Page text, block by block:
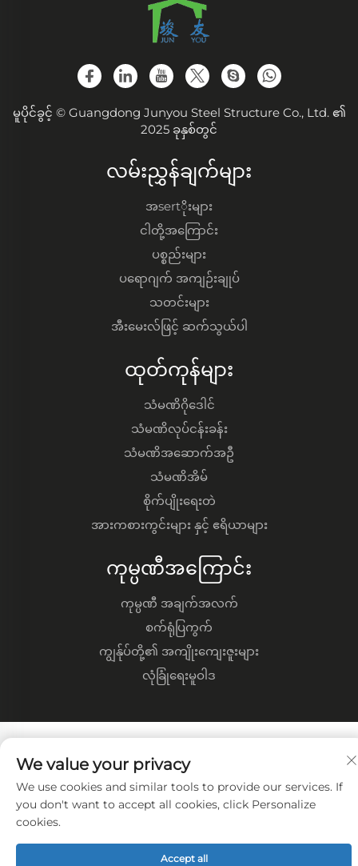
မူပိုင်ခွင့် © Guangdong Junyou Steel Structure Co., Ltd. ၏
2025 ခုနှစ်တွင်
လမ်းညွှန်ချက်များ
အsertိုးများ
ငါတို့အကြောင်း
ပစ္စည်းများ
ပရောဂျက် အကျဉ်းချုပ်
သတင်းများ
အီးမေးလ်ဖြင့် ဆက်သွယ်ပါ
ထုတ်ကုန်များ
သံမဏိဂိုဒေါင်
သံမဏိလုပ်ငန်းခန်း
သံမဏိအဆောက်အဦ
သံမဏိအိမ်
စိုက်ပျိုးရေးတဲ
အားကစားကွင်းများ နှင့် ဧရိယာများ
ကုမ္ပဏီအကြောင်း
ကုမ္ပဏီ အချက်အလက်
စက်ရုံပြကွက်
ကျွန်ုပ်တို့၏ အကျိုးကျေးဇူးများ
လုံခြုံရေးမူဝါဒ
We value your privacy
We use cookies and similar tools to provide our services. If
you don't want to accept all cookies, click Personalize
cookies.
Accept all